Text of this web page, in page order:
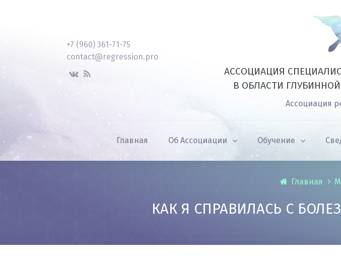
+7 (960) 361-71-75
contact@regression.pro
АССОЦИАЦИЯ
В ОБЛАСТИ
Ассоциация
Главная Об Ассоциации Обучение
Главная
КАК Я СПРАВИЛАСЬ С